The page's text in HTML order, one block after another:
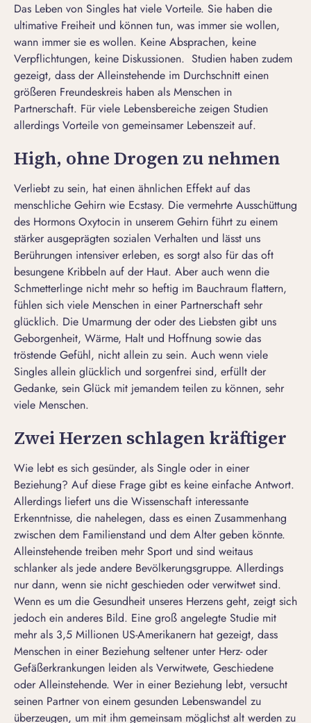
Das Leben von Singles hat viele Vorteile. Sie haben die
ultimative Freiheit und können tun, was immer sie wollen,
wann immer sie es wollen. Keine Absprachen, keine
Verpflichtungen, keine Diskussionen. Studien haben zudem
gezeigt, dass der Alleinstehende im Durchschnitt einen
größeren Freundeskreis haben als Menschen in
Partnerschaft. Für viele Lebensbereiche zeigen Studien
allerdings Vorteile von gemeinsamer Lebenszeit auf.
High, ohne Drogen zu nehmen
Verliebt zu sein, hat einen ähnlichen Effekt auf das
menschliche Gehirn wie Ecstasy. Die vermehrte Ausschüttung
des Hormons Oxytocin in unserem Gehirn führt zu einem
stärker ausgeprägten sozialen Verhalten und lässt uns
Berührungen intensiver erleben, es sorgt also für das oft
besungene Kribbeln auf der Haut. Aber auch wenn die
Schmetterlinge nicht mehr so heftig im Bauchraum flattern,
fühlen sich viele Menschen in einer Partnerschaft sehr
glücklich. Die Umarmung der oder des Liebsten gibt uns
Geborgenheit, Wärme, Halt und Hoffnung sowie das
tröstende Gefühl, nicht allein zu sein. Auch wenn viele
Singles allein glücklich und sorgenfrei sind, erfüllt der
Gedanke, sein Glück mit jemandem teilen zu können, sehr
viele Menschen.
Zwei Herzen schlagen kräftiger
Wie lebt es sich gesünder, als Single oder in einer
Beziehung? Auf diese Frage gibt es keine einfache Antwort.
Allerdings liefert uns die Wissenschaft interessante
Erkenntnisse, die nahelegen, dass es einen Zusammenhang
zwischen dem Familienstand und dem Alter geben könnte.
Alleinstehende treiben mehr Sport und sind weitaus
schlanker als jede andere Bevölkerungsgruppe. Allerdings
nur dann, wenn sie nicht geschieden oder verwitwet sind.
Wenn es um die Gesundheit unseres Herzens geht, zeigt sich
jedoch ein anderes Bild. Eine groß angelegte Studie mit
mehr als 3,5 Millionen US-Amerikanern hat gezeigt, dass
Menschen in einer Beziehung seltener unter Herz- oder
Gefäßerkrankungen leiden als Verwitwete, Geschiedene
oder Alleinstehende. Wer in einer Beziehung lebt, versucht
seinen Partner von einem gesunden Lebenswandel zu
überzeugen, um mit ihm gemeinsam möglichst alt werden zu